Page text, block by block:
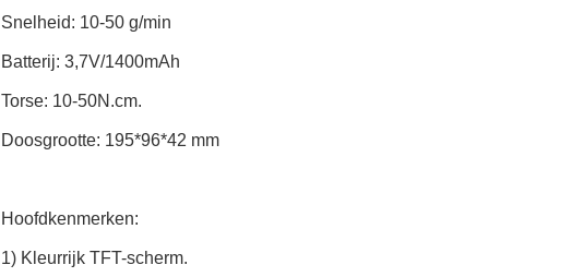
Snelheid: 10-50 g/min
Batterij: 3,7V/1400mAh
Torse: 10-50N.cm.
Doosgrootte: 195*96*42 mm
Hoofdkenmerken:
1) Kleurrijk TFT-scherm.